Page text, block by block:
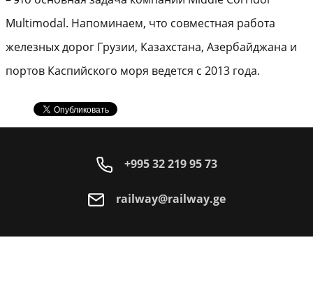
Multimodal. Напоминаем, что совместная работа
железных дорог Грузии, Казахстана, Азербайджана и
портов Каспийского моря ведется с 2013 года.
+995 32 219 95 73
railway@railway.ge